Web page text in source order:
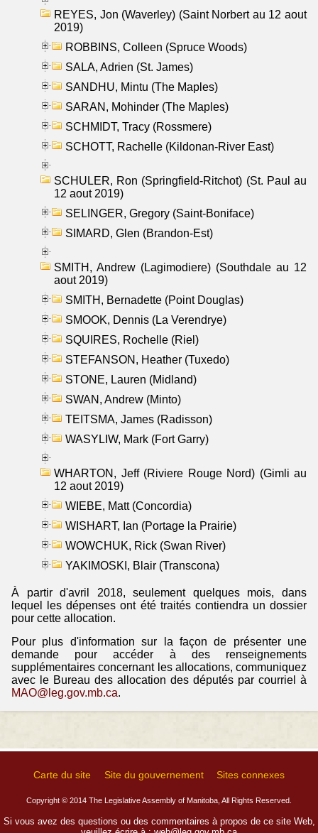
REYES, Jon (Waverley) (Saint Norbert au 12 aout
2019)
ROBBINS, Colleen (Spruce Woods)
SALA, Adrien (St. James)
SANDHU, Mintu (The Maples)
SARAN, Mohinder (The Maples)
SCHMIDT, Tracy (Rossmere)
SCHOTT, Rachelle (Kildonan-River East)
SCHULER, Ron (Springfield-Ritchot) (St. Paul au
12 aout 2019)
SELINGER, Gregory (Saint-Boniface)
SIMARD, Glen (Brandon-Est)
SMITH, Andrew (Lagimodiere) (Southdale au 12
aout 2019)
SMITH, Bernadette (Point Douglas)
SMOOK, Dennis (La Verendrye)
SQUIRES, Rochelle (Riel)
STEFANSON, Heather (Tuxedo)
STONE, Lauren (Midland)
SWAN, Andrew (Minto)
TEITSMA, James (Radisson)
WASYLIW, Mark (Fort Garry)
WHARTON, Jeff (Riviere Rouge Nord) (Gimli au
12 aout 2019)
WIEBE, Matt (Concordia)
WISHART, Ian (Portage la Prairie)
WOWCHUK, Rick (Swan River)
YAKIMOSKI, Blair (Transcona)
À partir d'avril 2018, seulement quelques mois, dans
lequel les dépenses ont été traités contiendra un dossier
pour cette allocation.
Pour plus d'information sur la façon de présenter une
demande pour accéder à des renseignements
supplémentaires concernant les allocations, communiquez
avec le Bureau des allocation des députés par courriel à
MAO@leg.gov.mb.ca.
Carte du site Site du gouvernement Sites connexes
Copyright © 2014 The Legislative Assembly of Manitoba, All Rights Reserved.
Si vous avez des questions ou des commentaires à propos de ce site Web,